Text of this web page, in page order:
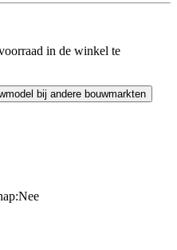
in de winkel te
bij andere bouwmarkten